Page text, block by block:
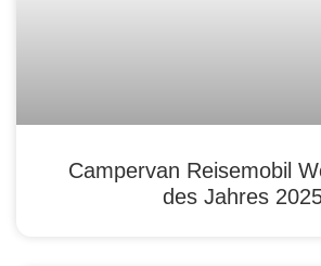
Campervan Reisemobil
des Jahres